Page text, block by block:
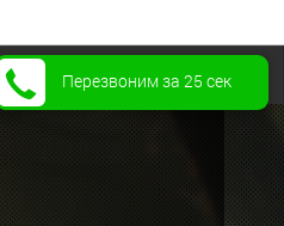
Перезвоним за 25 сек